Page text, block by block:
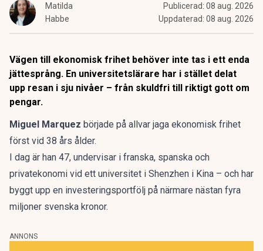
Matilda
Habbe
Publicerad: 08 aug. 2026
Uppdaterad: 08 aug. 2026
Vägen till ekonomisk frihet behöver inte tas i ett enda
jättesprång. En universitetslärare har i stället delat
upp resan i sju nivåer – från skuldfri till riktigt gott om
pengar.
Miguel Marquez började på allvar jaga ekonomisk frihet
först vid 38 års ålder.
I dag är han 47, undervisar i franska, spanska och
privatekonomi vid ett universitet i Shenzhen i Kina – och har
byggt upp en investeringsportfölj på närmare nästan fyra
miljoner svenska kronor.
ANNONS